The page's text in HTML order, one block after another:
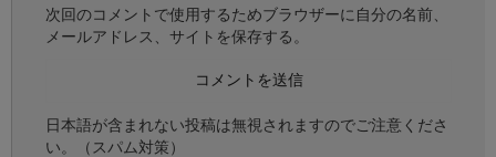
次回のコメントで使用するためブラウザーに自分の名前、
メールアドレス、サイトを保存する。
日本語が含まれない投稿は無視されますのでご注意くださ
い。（スパム対策）